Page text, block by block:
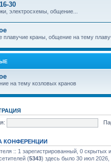
30
электросхемы, общение...
плавучие краны, общение на тему
на тему козловых кранов
КОНФЕРЕНЦИИ
:: 1 зарегистрированный, 0 скрытых
(5343) здесь было 30 июл 2026,